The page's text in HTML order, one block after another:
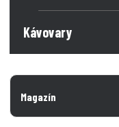
Kávovary
Magazín